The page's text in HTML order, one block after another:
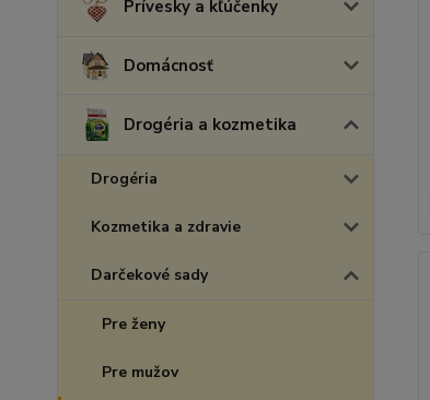
Prívesky a kľúčenky
Domácnosť
Drogéria a kozmetika
Drogéria
Kozmetika a zdravie
Darčekové sady
Pre ženy
Pre mužov